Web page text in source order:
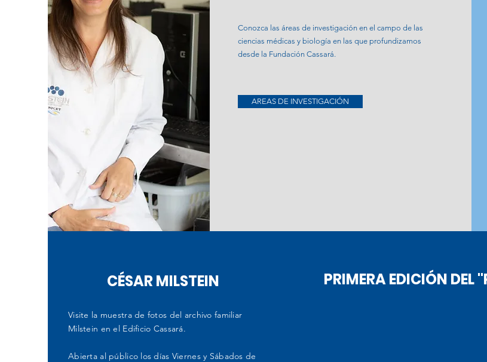
Conozca las áreas de investigación en el campo de las
ciencias médicas y biología en las que profundizamos
desde la Fundación Cassará.
AREAS DE INVESTIGACIÓN
CÉSAR MILSTEIN
Visite la muestra de fotos del archivo familiar
Milstein en el Edificio Cassará.
Abierta al público los días Viernes y Sábados de
PRIMERA EDICIÓN DEL